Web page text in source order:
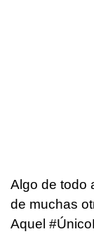
Algo de todo
de muchas
Aquel